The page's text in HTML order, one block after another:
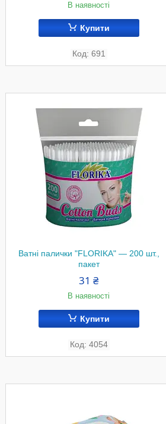
В наявності
Купити
691
Ватні палички "FLORIKA" — 200 шт.,
пакет
31 ₴
В наявності
Купити
4054